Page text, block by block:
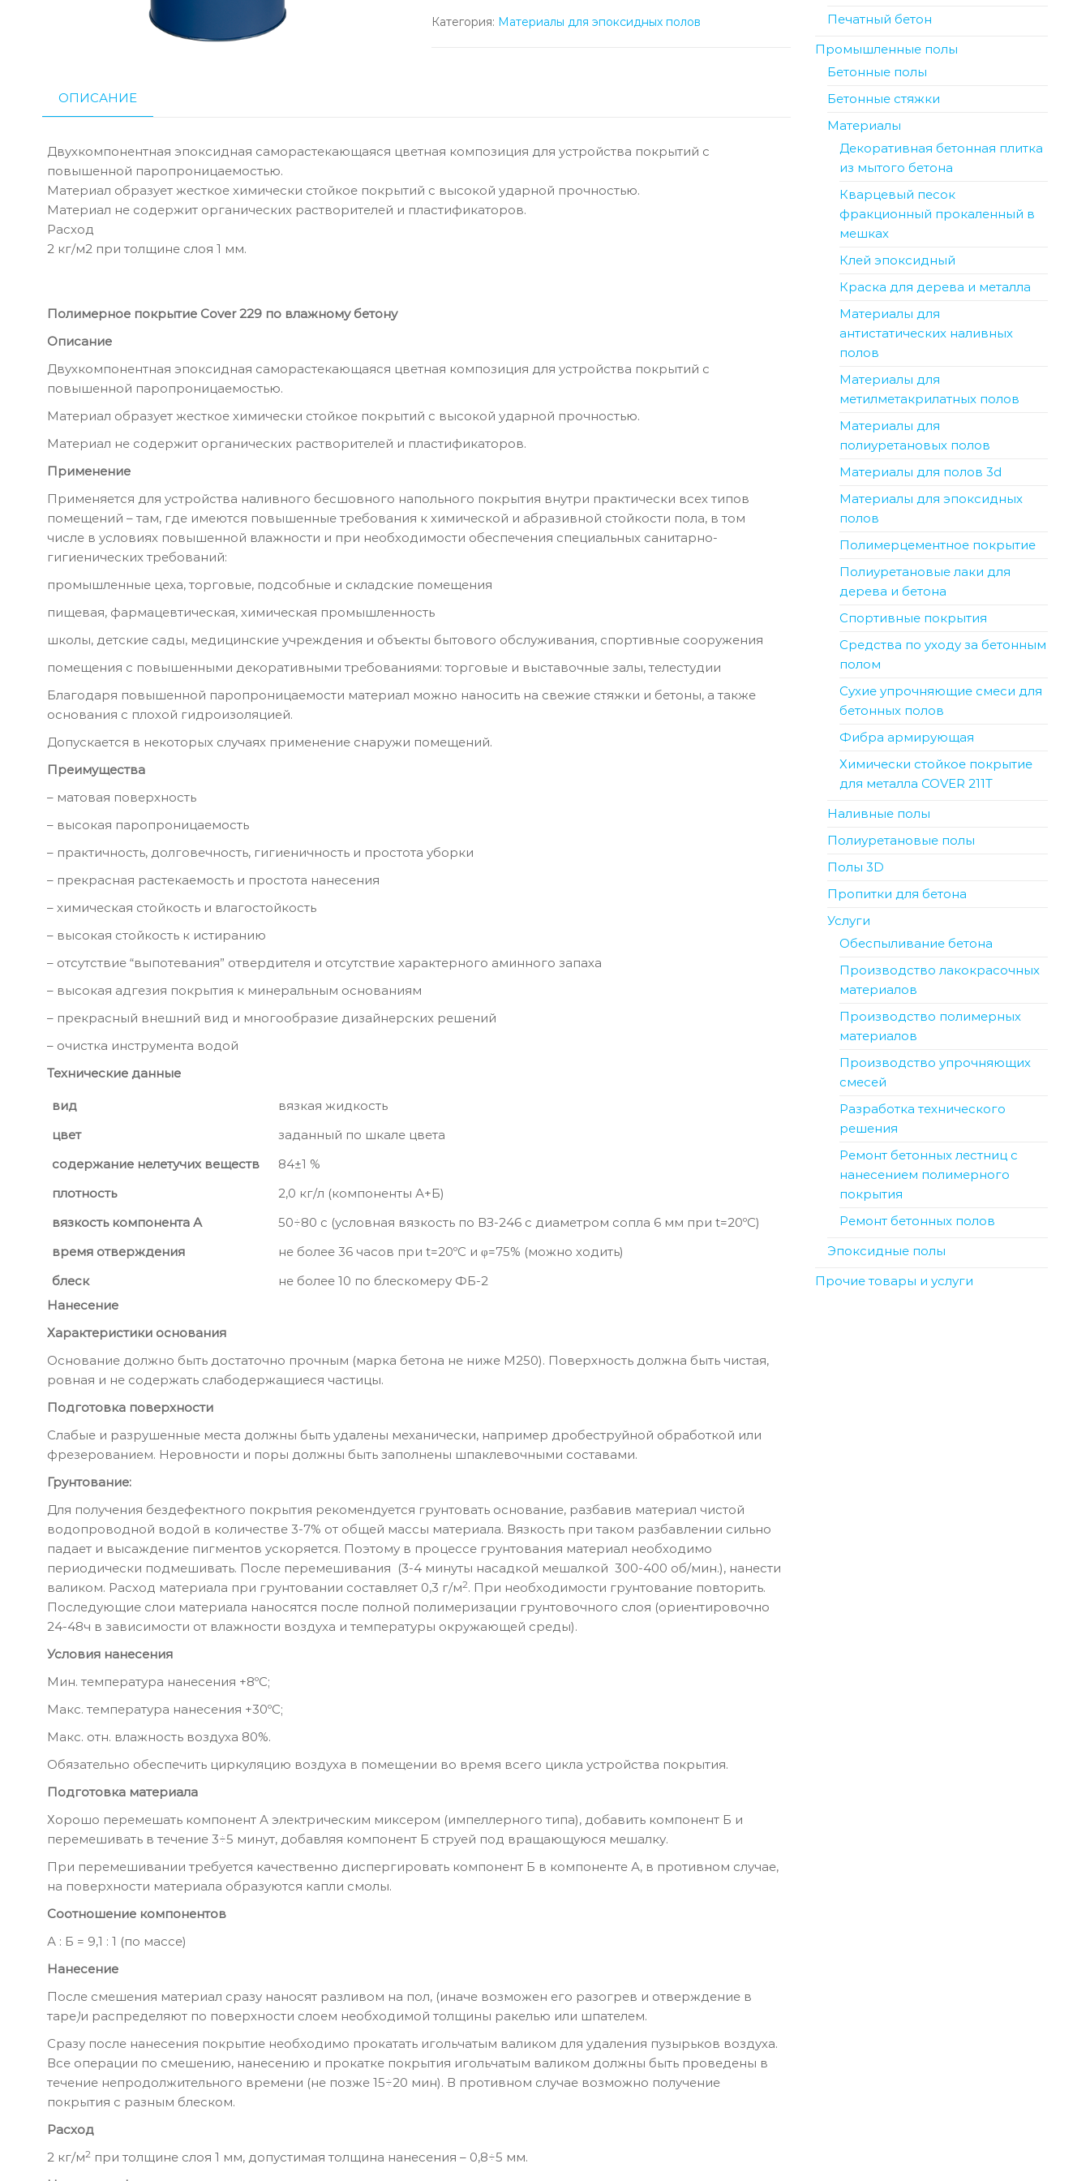
Категория: Материалы для эпоксидных полов
ОПИСАНИЕ
Двухкомпонентная эпоксидная саморастекающаяся цветная композиция для устройства покрытий с
повышенной паропроницаемостью.
Материал образует жесткое химически стойкое покрытий с высокой ударной прочностью.
Материал не содержит органических растворителей и пластификаторов.
Расход
2 кг/м2 при толщине слоя 1 мм.
Полимерное покрытие Cover 229 по влажному бетону
Описание
Двухкомпонентная эпоксидная саморастекающаяся цветная композиция для устройства покрытий с
повышенной паропроницаемостью.
Материал образует жесткое химически стойкое покрытий с высокой ударной прочностью.
Материал не содержит органических растворителей и пластификаторов.
Применение
Применяется для устройства наливного бесшовного напольного покрытия внутри практически всех типов
помещений – там, где имеются повышенные требования к химической и абразивной стойкости пола, в том
числе в условиях повышенной влажности и при необходимости обеспечения специальных санитарно-
гигиенических требований:
промышленные цеха, торговые, подсобные и складские помещения
пищевая, фармацевтическая, химическая промышленность
школы, детские сады, медицинские учреждения и объекты бытового обслуживания, спортивные сооружения
помещения с повышенными декоративными требованиями: торговые и выставочные залы, телестудии
Благодаря повышенной паропроницаемости материал можно наносить на свежие стяжки и бетоны, а также
основания с плохой гидроизоляцией.
Допускается в некоторых случаях применение снаружи помещений.
Преимущества
– матовая поверхность
– высокая паропроницаемость
– практичность, долговечность, гигиеничность и простота уборки
– прекрасная растекаемость и простота нанесения
– химическая стойкость и влагостойкость
– высокая стойкость к истиранию
– отсутствие “выпотевания” отвердителя и отсутствие характерного аминного запаха
– высокая адгезия покрытия к минеральным основаниям
– прекрасный внешний вид и многообразие дизайнерских решений
– очистка инструмента водой
Технические данные
вид
вязкая жидкость
цвет
заданный по шкале цвета
содержание нелетучих веществ
84±1 %
плотность
2,0 кг/л (компоненты А+Б)
вязкость компонента А
50÷80 с (условная вязкость по ВЗ-246 с диаметром сопла 6 мм при t=20ºC)
время отверждения
не более 36 часов при t=20ºС и φ=75% (можно ходить)
блеск
не более 10 по блескомеру ФБ-2
Нанесение
Характеристики основания
Основание должно быть достаточно прочным (марка бетона не ниже М250). Поверхность должна быть чистая,
ровная и не содержать слабодержащиеся частицы.
Подготовка поверхности
Слабые и разрушенные места должны быть удалены механически, например дробеструйной обработкой или
фрезерованием. Неровности и поры должны быть заполнены шпаклевочными составами.
Грунтование:
Для получения бездефектного покрытия рекомендуется грунтовать основание, разбавив материал чистой
водопроводной водой в количестве 3-7% от общей массы материала. Вязкость при таком разбавлении сильно
падает и высаждение пигментов ускоряется. Поэтому в процессе грунтования материал необходимо
периодически подмешивать. После перемешивания (3-4 минуты насадкой мешалкой 300-400 об/мин.), нанести
валиком. Расход материала при грунтовании составляет 0,3 г/м2. При необходимости грунтование повторить.
Последующие слои материала наносятся после полной полимеризации грунтовочного слоя (ориентировочно
24-48ч в зависимости от влажности воздуха и температуры окружающей среды).
Условия нанесения
Мин. температура нанесения +8ºС;
Макс. температура нанесения +30ºС;
Макс. отн. влажность воздуха 80%.
Обязательно обеспечить циркуляцию воздуха в помещении во время всего цикла устройства покрытия.
Подготовка материала
Хорошо перемешать компонент А электрическим миксером (импеллерного типа), добавить компонент Б и
перемешивать в течение 3÷5 минут, добавляя компонент Б струей под вращающуюся мешалку.
При перемешивании требуется качественно диспергировать компонент Б в компоненте А, в противном случае,
на поверхности материала образуются капли смолы.
Соотношение компонентов
А : Б = 9,1 : 1 (по массе)
Нанесение
После смешения материал сразу наносят разливом на пол, (иначе возможен его разогрев и отверждение в
таре)и распределяют по поверхности слоем необходимой толщины ракелью или шпателем.
Сразу после нанесения покрытие необходимо прокатать игольчатым валиком для удаления пузырьков воздуха.
Все операции по смешению, нанесению и прокатке покрытия игольчатым валиком должны быть проведены в
течение непродолжительного времени (не позже 15÷20 мин). В противном случае возможно получение
покрытия с разным блеском.
Расход
2 кг/м2 при толщине слоя 1 мм, допустимая толщина нанесения – 0,8÷5 мм.
Печатный бетон
Промышленные полы
Бетонные полы
Бетонные стяжки
Материалы
Декоративная бетонная плитка
из мытого бетона
Кварцевый песок
фракционный прокаленный в
мешках
Клей эпоксидный
Краска для дерева и металла
Материалы для
антистатических наливных
полов
Материалы для
метилметакрилатных полов
Материалы для
полиуретановых полов
Материалы для полов 3d
Материалы для эпоксидных
полов
Полимерцементное покрытие
Полиуретановые лаки для
дерева и бетона
Спортивные покрытия
Средства по уходу за бетонным
полом
Сухие упрочняющие смеси для
бетонных полов
Фибра армирующая
Химически стойкое покрытие
для металла COVER 211T
Наливные полы
Полиуретановые полы
Полы 3D
Пропитки для бетона
Услуги
Обеспыливание бетона
Производство лакокрасочных
материалов
Производство полимерных
материалов
Производство упрочняющих
смесей
Разработка технического
решения
Ремонт бетонных лестниц с
нанесением полимерного
покрытия
Ремонт бетонных полов
Эпоксидные полы
Прочие товары и услуги